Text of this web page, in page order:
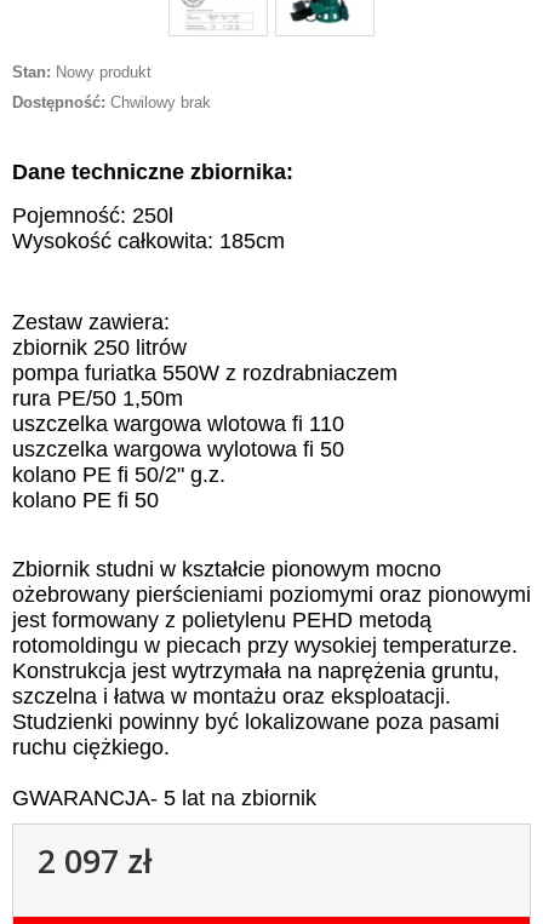
Stan: Nowy produkt
Dostępność: Chwilowy brak
Dane techniczne zbiornika:
Pojemność: 250l
Wysokość całkowita: 185cm
Zestaw zawiera:
zbiornik 250 litrów
pompa furiatka 550W z rozdrabniaczem
rura PE/50 1,50m
uszczelka wargowa wlotowa fi 110
uszczelka wargowa wylotowa fi 50
kolano PE fi 50/2" g.z.
kolano PE fi 50
Zbiornik studni w kształcie pionowym mocno
ożebrowany pierścieniami poziomymi oraz pionowymi
jest formowany z polietylenu PEHD metodą
rotomoldingu w piecach przy wysokiej temperaturze.
Konstrukcja jest wytrzymała na naprężenia gruntu,
szczelna i łatwa w montażu oraz eksploatacji.
Studzienki powinny być lokalizowane poza pasami
ruchu ciężkiego.
GWARANCJA- 5 lat na zbiornik
2 097 zł